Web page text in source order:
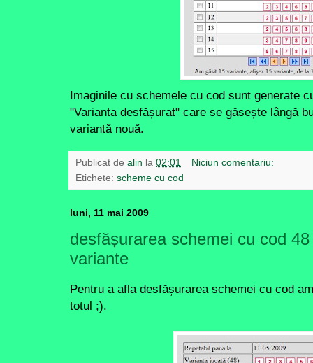
Imaginile cu schemele cu cod sunt generate
"Varianta desfășurat" care se găsește lângă
variantă nouă.
Publicat de alin la 02:01
Niciun comentariu:
Etichete: scheme cu cod
luni, 11 mai 2009
desfășurarea schemei cu cod
variante
Pentru a afla desfășurarea schemei cu cod
totul ;).